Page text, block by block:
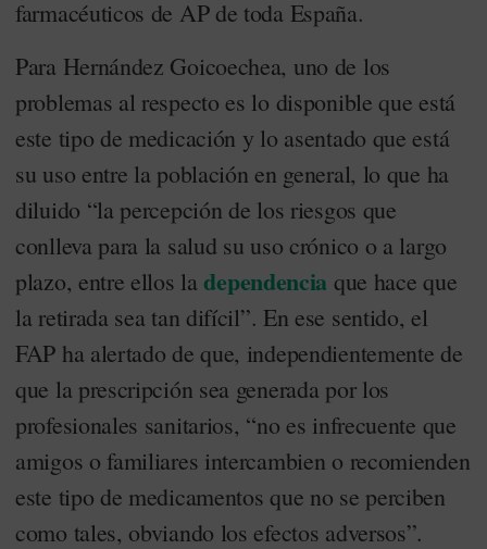
farmacéuticos de AP de toda España.
Para Hernández Goicoechea, uno de los
problemas al respecto es lo disponible que está
este tipo de medicación y lo asentado que está
su uso entre la población en general, lo que ha
diluido “la percepción de los riesgos que
conlleva para la salud su uso crónico o a largo
plazo, entre ellos ladependencia que hace que
la retirada sea tan difícil”. En ese sentido, el
FAP ha alertado de que, independientemente de
que la prescripción sea generada por los
profesionales sanitarios, “no es infrecuente que
amigos o familiares intercambien o recomienden
este tipo de medicamentos que no se perciben
como tales, obviando los efectos adversos”.